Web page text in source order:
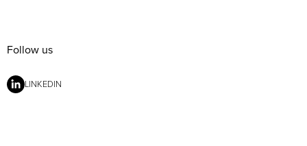
Follow us
LINKEDIN